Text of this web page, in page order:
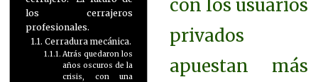
los cerrajeros
profesionales.
Cerradura mecánica.
Atrás quedaron los
años oscuros de la
crisis, con una
con los usuarios
privados
apuestan más